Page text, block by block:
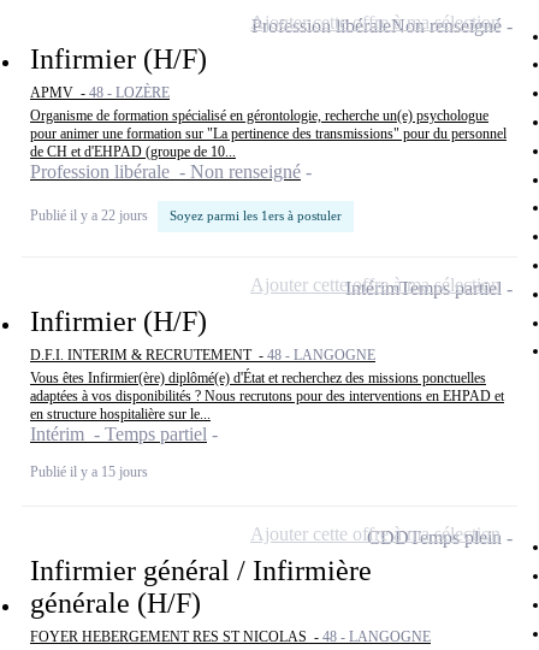
Infirmier (H/F)
APMV - 48 - LOZÈRE
Organisme de formation spécialisé en gérontologie, recherche un(e) psychologue
pour animer une formation sur "La pertinence des transmissions" pour du personnel
de CH et d'EHPAD (groupe de 10...
Profession libérale - Non renseigné
Publié il y a 22 jours Soyez parmi les 1ers à postuler
Profession libéraleNon renseigné
Ajouter cette offre à ma sélection
Infirmier (H/F)
D.F.I. INTERIM & RECRUTEMENT - 48 - LANGOGNE
Vous êtes Infirmier(ère) diplômé(e) d'État et recherchez des missions ponctuelles
adaptées à vos disponibilités ? Nous recrutons pour des interventions en EHPAD et
en structure hospitalière sur le...
Intérim - Temps partiel
Publié il y a 15 jours
IntérimTemps partiel
Ajouter cette offre à ma sélection
Infirmier général / Infirmière
générale (H/F)
FOYER HEBERGEMENT RES ST NICOLAS - 48 - LANGOGNE
CDDTemps plein
Ajouter cette offre à ma sélection